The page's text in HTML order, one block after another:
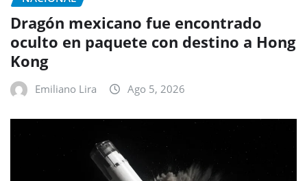
Dragón mexicano fue encontrado
oculto en paquete con destino a Hong
Kong
Emiliano Lira Ago 5, 2026